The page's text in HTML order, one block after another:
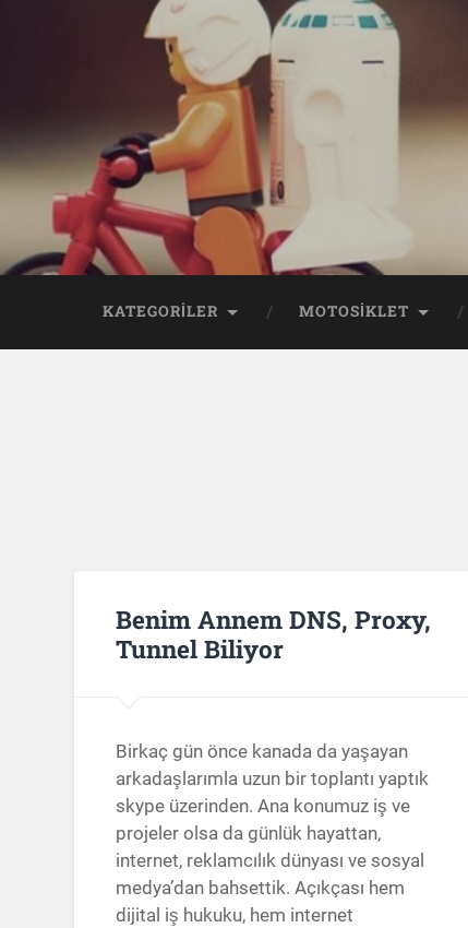
KATEGORİLER MOTOSİKLET
Benim Annem DNS, Proxy,
Tunnel Biliyor
Birkaç gün önce kanada da yaşayan
arkadaşlarımla uzun bir toplantı yaptık
skype üzerinden. Ana konumuz iş ve
projeler olsa da günlük hayattan,
internet, reklamcılık dünyası ve sosyal
medya’dan bahsettik. Açıkçası hem
dijital iş hukuku, hem internet